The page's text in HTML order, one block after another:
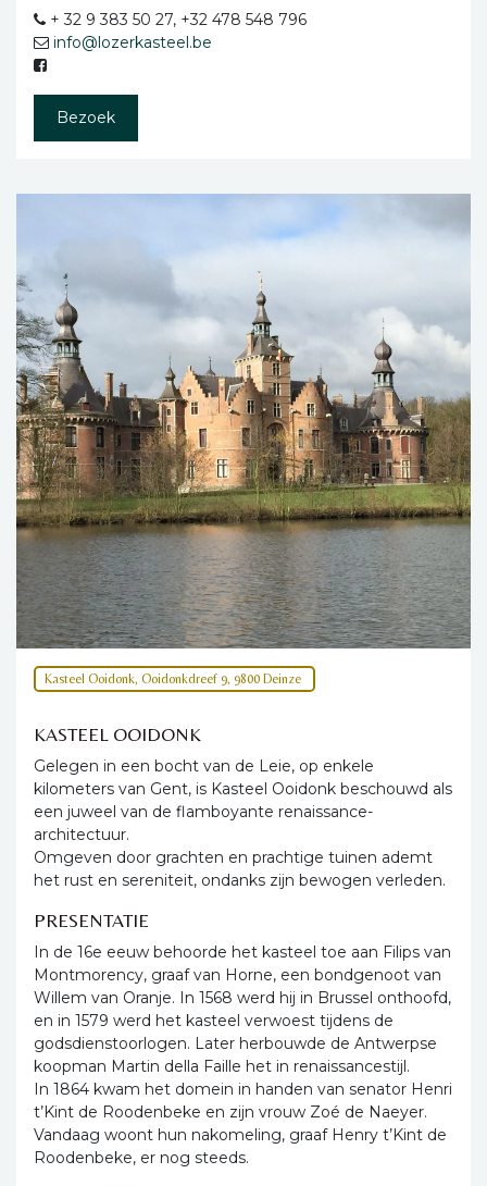
+ 32 9 383 50 27, +32 478 548 796
info@lozerkasteel.be
Bezoek
Kasteel Ooidonk, Ooidonkdreef 9, 9800 Deinze
KASTEEL OOIDONK
Gelegen in een bocht van de Leie, op enkele
kilometers van Gent, is Kasteel Ooidonk beschouwd als
een juweel van de flamboyante renaissance-
architectuur.
Omgeven door grachten en prachtige tuinen ademt
het rust en sereniteit, ondanks zijn bewogen verleden.
PRESENTATIE
In de 16e eeuw behoorde het kasteel toe aan Filips van
Montmorency, graaf van Horne, een bondgenoot van
Willem van Oranje. In 1568 werd hij in Brussel onthoofd,
en in 1579 werd het kasteel verwoest tijdens de
godsdienstoorlogen. Later herbouwde de Antwerpse
koopman Martin della Faille het in renaissancestijl.
In 1864 kwam het domein in handen van senator Henri
t’Kint de Roodenbeke en zijn vrouw Zoé de Naeyer.
Vandaag woont hun nakomeling, graaf Henry t’Kint de
Roodenbeke, er nog steeds.